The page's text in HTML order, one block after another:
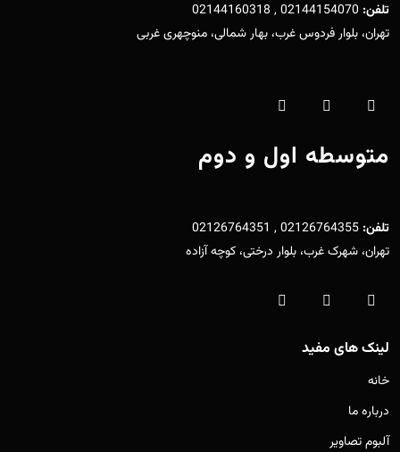
تلفن: 02144154070 , 02144160318
تهران، بلوار فردوس غرب، بهار شمالی، منوچهری غربی
متوسطه اول و دوم
تلفن: 02126764355 , 02126764351
تهران، شهرک غرب، بلوار درختی، کوچه آزاده
لینک های مفید
خانه
درباره ما
آلبوم تصاویر